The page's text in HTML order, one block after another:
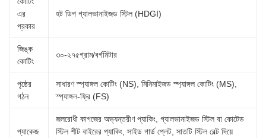
এর
প্রকার
হট ডিপ গ্যালভানাইজড স্টিল (HDGI)
জিঙ্ক
কোটিং
৩০-২৭৫গ্রাম/বর্গমিটার
পৃষ্ঠের
গঠন
সাধারণ স্প্যাঙ্গল কোটিং (NS), মিনিমাইজড স্প্যাঙ্গল কোটিং (MS),
স্প্যাঙ্গল-ফ্রি (FS)
প্যাকেজ
জলরোধী কাগজের অভ্যন্তরীণ প্যাকিং, গ্যালভানাইজড স্টিল বা কোটেড
স্টিল শীট বাইরের প্যাকিং, সাইড গার্ড প্লেট, সাতটি স্টিল বেল্ট দিয়ে